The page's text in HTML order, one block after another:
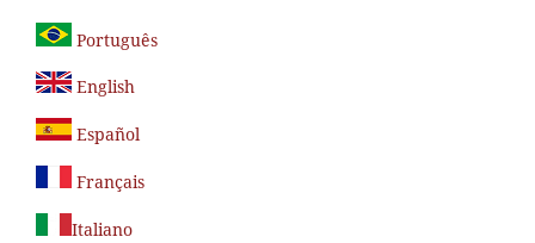
Português
English
Español
Français
Italiano